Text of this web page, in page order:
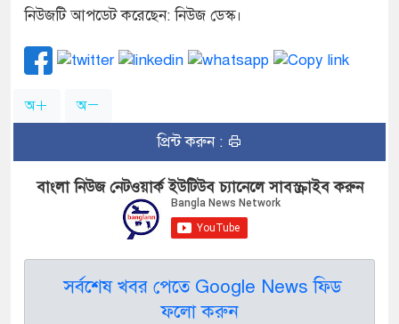
নিউজটি আপডেট করেছেন: নিউজ ডেস্ক।
অ অ
প্রিন্ট করুন :
বাংলা নিউজ নেটওয়ার্ক ইউটিউব চ্যানেলে সাবস্ক্রাইব করুন
সর্বশেষ খবর পেতে Google News ফিড
ফলো করুন